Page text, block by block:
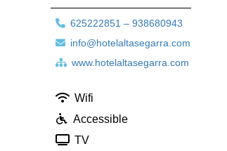
625222851 – 938680943
info@hotelaltasegarra.com
www.hotelaltasegarra.com
Wifi
Accessible
TV